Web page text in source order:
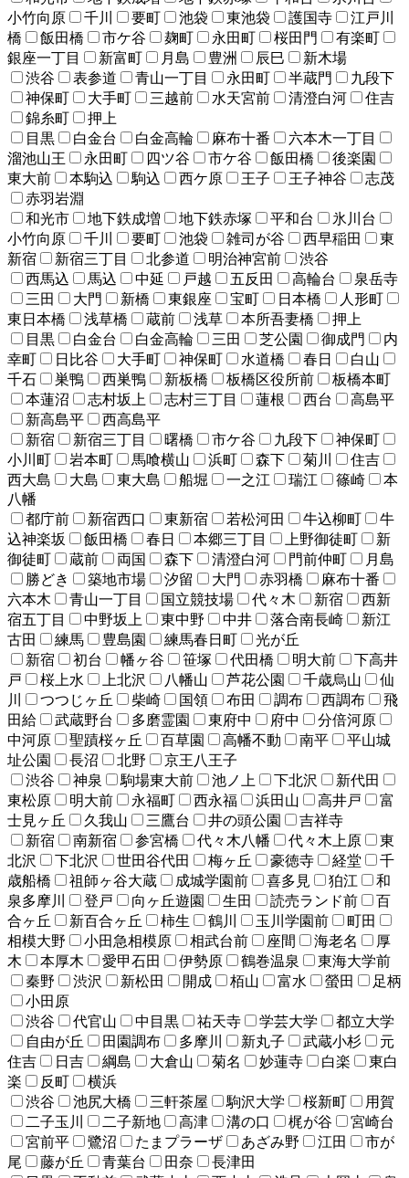
小竹向原
千川 要町 池袋 東池袋 護国寺
江戸川
橋
飯田橋 市ケ谷 麹町 永田町 桜田門
有楽町
銀座一丁目
新富町 月島 豊洲 辰巳
新木場
渋谷
表参道 青山一丁目 永田町 半蔵門
九段下
神保町
大手町 三越前 水天宮前 清澄白河
住吉
錦糸町
押上
目黒
白金台 白金高輪 麻布十番
六本木一丁目
溜池山王
永田町 四ツ谷 市ケ谷 飯田橋
後楽園
東大前
本駒込 駒込 西ケ原 王子 王子神谷
志茂
赤羽岩淵
和光市
地下鉄成増 地下鉄赤塚 平和台
氷川台
小竹向原
千川 要町 池袋 雑司が谷 西早稲田
東
新宿
新宿三丁目 北参道 明治神宮前
渋谷
西馬込
馬込 中延 戸越 五反田 高輪台
泉岳寺
三田
大門 新橋 東銀座 宝町 日本橋
人形町
東日本橋
浅草橋 蔵前 浅草 本所吾妻橋
押上
目黒
白金台 白金高輪 三田 芝公園 御成門
内
幸町
日比谷 大手町 神保町 水道橋 春日
白山
千石
巣鴨 西巣鴨 新板橋 板橋区役所前
板橋本町
本蓮沼
志村坂上 志村三丁目 蓮根 西台
高島平
新高島平
西高島平
新宿
新宿三丁目 曙橋 市ケ谷 九段下
神保町
小川町
岩本町 馬喰横山 浜町 森下 菊川
住吉
西大島
大島 東大島 船堀 一之江 瑞江 篠崎
本
八幡
都庁前
新宿西口 東新宿 若松河田 牛込柳町
牛
込神楽坂
飯田橋 春日 本郷三丁目 上野御徒町
新
御徒町
蔵前 両国 森下 清澄白河 門前仲町
月島
勝どき
築地市場 汐留 大門 赤羽橋
麻布十番
六本木
青山一丁目 国立競技場 代々木 新宿
西新
宿五丁目
中野坂上 東中野 中井 落合南長崎
新江
古田
練馬 豊島園 練馬春日町
光が丘
新宿
初台 幡ヶ谷 笹塚 代田橋 明大前
下高井
戸
桜上水 上北沢 八幡山 芦花公園 千歳烏山
仙
川
つつじヶ丘 柴崎 国領 布田 調布 西調布
飛
田給
武蔵野台 多磨霊園 東府中 府中
分倍河原
中河原
聖蹟桜ヶ丘 百草園 高幡不動 南平
平山城
址公園
長沼 北野
京王八王子
渋谷
神泉 駒場東大前 池ノ上 下北沢
新代田
東松原
明大前 永福町 西永福 浜田山 高井戸
富
士見ヶ丘
久我山 三鷹台 井の頭公園
吉祥寺
新宿
南新宿 参宮橋 代々木八幡 代々木上原
東
北沢
下北沢 世田谷代田 梅ヶ丘 豪徳寺 経堂
千
歳船橋
祖師ヶ谷大蔵 成城学園前 喜多見 狛江
和
泉多摩川
登戸 向ヶ丘遊園 生田 読売ランド前
百
合ヶ丘
新百合ヶ丘 柿生 鶴川 玉川学園前
町田
相模大野
小田急相模原 相武台前 座間 海老名
厚
木
本厚木 愛甲石田 伊勢原 鶴巻温泉
東海大学前
秦野
渋沢 新松田 開成 栢山 富水 螢田
足柄
小田原
渋谷
代官山 中目黒 祐天寺 学芸大学
都立大学
自由が丘
田園調布 多摩川 新丸子 武蔵小杉
元
住吉
日吉 綱島 大倉山 菊名 妙蓮寺 白楽
東白
楽
反町
横浜
渋谷
池尻大橋 三軒茶屋 駒沢大学 桜新町
用賀
二子玉川
二子新地 高津 溝の口 梶が谷
宮崎台
宮前平
鷺沼 たまプラーザ あざみ野 江田
市が
尾
藤が丘 青葉台 田奈
長津田